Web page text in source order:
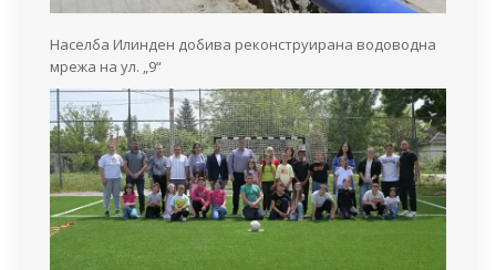
Населба Илинден добива реконструирана водоводна
мрежа на ул. „9“